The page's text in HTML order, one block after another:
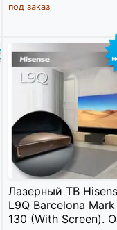
под заказ
Лазерный ТВ
L9Q Barcelona Mark
130 (With Screen).